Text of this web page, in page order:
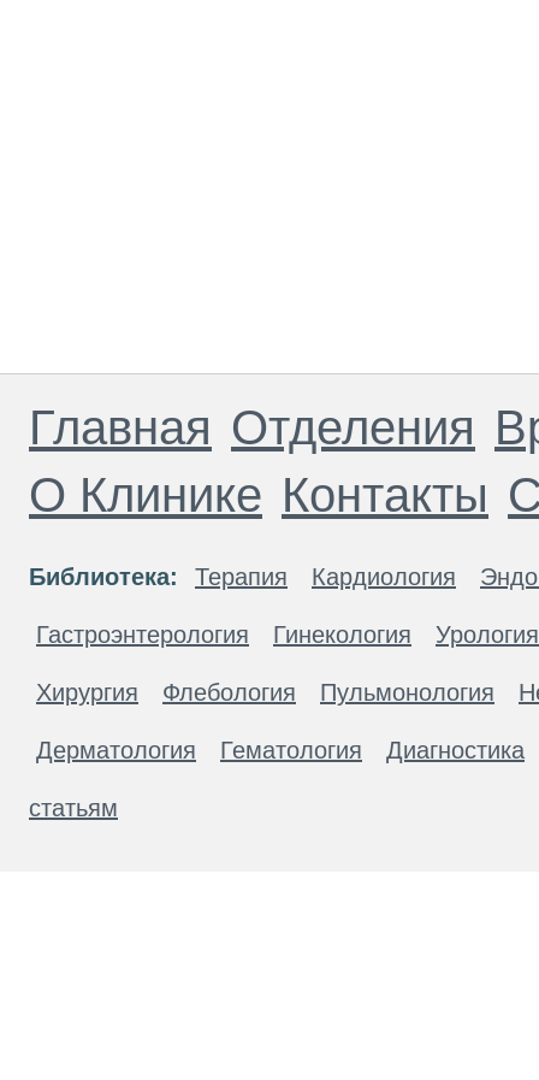
Главная Отделения
О Клинике Контакты
Библиотека: Терапия Кардиология
Гастроэнтерология Гинекология Урология
Хирургия Флебология Пульмонология
Дерматология Гематология Диагностика
статьям